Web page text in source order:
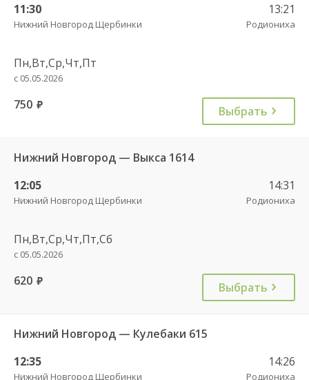
11:30
Нижний Новгород Щербинки
13:21
Родиониха
Пн,Вт,Ср,Чт,Пт
с 05.05.2026
750 руб. Выбрать
Нижний Новгород — Выкса 1614
12:05
Нижний Новгород Щербинки
14:31
Родиониха
Пн,Вт,Ср,Чт,Пт,Сб
с 05.05.2026
620 руб. Выбрать
Нижний Новгород — Кулебаки 615
12:35
Нижний Новгород Щербинки
14:26
Родиониха